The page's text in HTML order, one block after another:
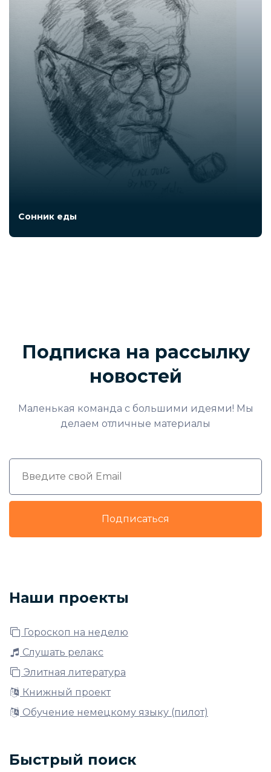
Сонник еды
Подписка на рассылку
новостей
Маленькая команда с большими идеями! Мы
делаем отличные материалы
Подписаться
Наши проекты
Гороскоп на неделю
Слушать релакс
Элитная литература
Книжный проект
Обучение немецкому языку (пилот)
Быстрый поиск